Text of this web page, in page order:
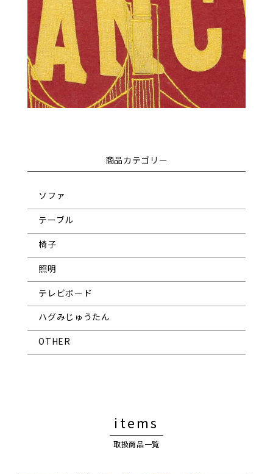
商品カテゴリー
ソファ
テーブル
椅子
照明
テレビボード
ハグみじゅうたん
OTHER
items
取扱商品一覧